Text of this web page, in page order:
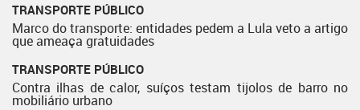
TRANSPORTE PÚBLICO
Marco do transporte: entidades pedem a Lula veto a artigo
que ameaça gratuidades
TRANSPORTE PÚBLICO
Contra ilhas de calor, suíços testam tijolos de barro no
mobiliário urbano